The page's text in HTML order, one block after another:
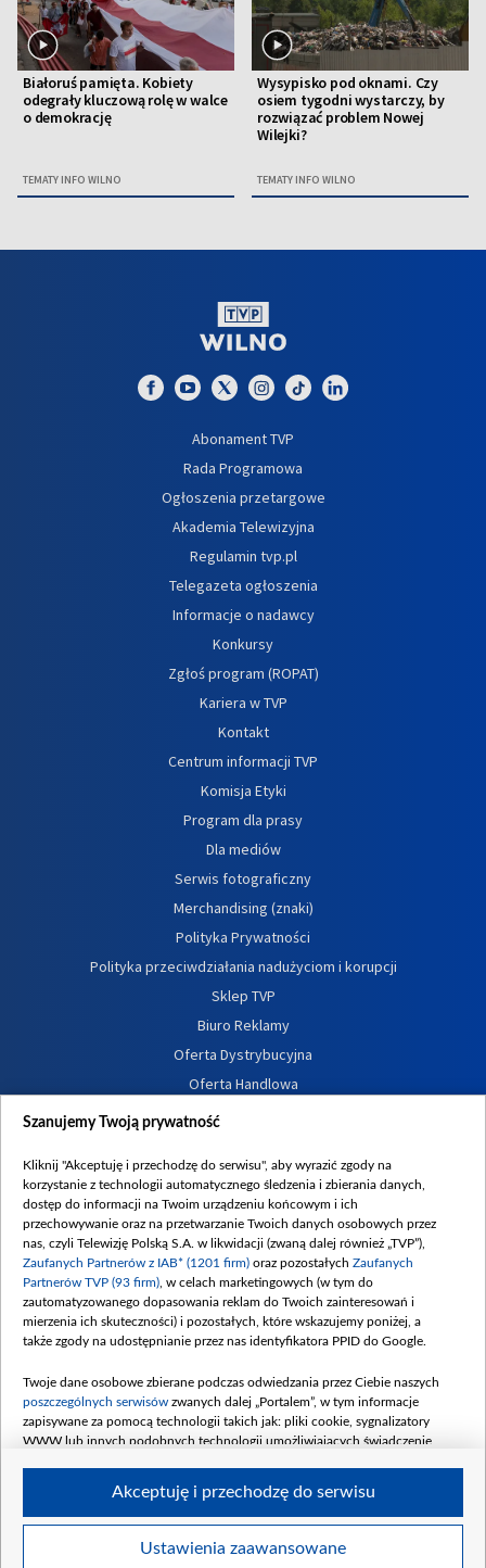
Białoruś pamięta. Kobiety
odegrały kluczową rolę w walce
o demokrację
TEMATY INFO WILNO
Wysypisko pod oknami. Czy
osiem tygodni wystarczy, by
rozwiązać problem Nowej
Wilejki?
TEMATY INFO WILNO
Abonament TVP
Rada Programowa
Ogłoszenia przetargowe
Akademia Telewizyjna
Regulamin tvp.pl
Telegazeta ogłoszenia
Informacje o nadawcy
Konkursy
Zgłoś program (ROPAT)
Kariera w TVP
Kontakt
Centrum informacji TVP
Komisja Etyki
Program dla prasy
Dla mediów
Serwis fotograficzny
Merchandising (znaki)
Polityka Prywatności
Polityka przeciwdziałania nadużyciom i korupcji
Sklep TVP
Biuro Reklamy
Oferta Dystrybucyjna
Oferta Handlowa
Dostępność
Procedura zgłoszeń wewnętrznych
Szanujemy Twoją prywatność
Kliknij "Akceptuję i przechodzę do serwisu", aby wyrazić zgody na
korzystanie z technologii automatycznego śledzenia i zbierania danych,
dostęp do informacji na Twoim urządzeniu końcowym i ich
przechowywanie oraz na przetwarzanie Twoich danych osobowych przez
nas, czyli Telewizję Polską S.A. w likwidacji (zwaną dalej również „TVP”),
Zaufanych Partnerów z IAB* (1201 firm) oraz pozostałych Zaufanych
Partnerów TVP (93 firm) , w celach marketingowych (w tym do
zautomatyzowanego dopasowania reklam do Twoich zainteresowań i
mierzenia ich skuteczności) i pozostałych, które wskazujemy poniżej, a
także zgody na udostępnianie przez nas identyfikatora PPID do Google.
Twoje dane osobowe zbierane podczas odwiedzania przez Ciebie naszych
poszczególnych serwisów zwanych dalej „Portalem”, w tym informacje
zapisywane za pomocą technologii takich jak: pliki cookie, sygnalizatory
WWW lub innych podobnych technologii umożliwiających świadczenie
Twoje dane osobowe zbierane podczas odwiedzania przez Ciebie
Ustawienia zaawansowane
Akceptuję i przechodzę do serwisu